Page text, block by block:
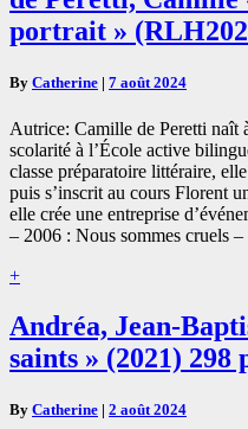
Peretti,
Camille
du
(RLH2024)
357
pages
portrait »
By Catherine | 7 août 2024
Autrice: Camille de Peretti naît
scolarité à l’École active
classe préparatoire littéraire,
puis s’inscrit au cours Florent
elle crée une entreprise
– 2006 : Nous sommes cruels
+Read
Andréa,
Jean-
Baptiste
diables
Andréa, Jean-
saints » (2021) 298
By Catherine | 2 août 2024